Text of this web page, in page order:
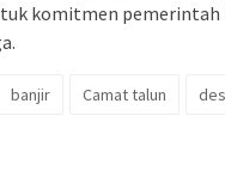
komitmen pemerintah
banjir Camat talun